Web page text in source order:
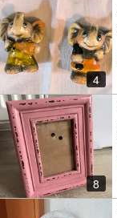
4
8